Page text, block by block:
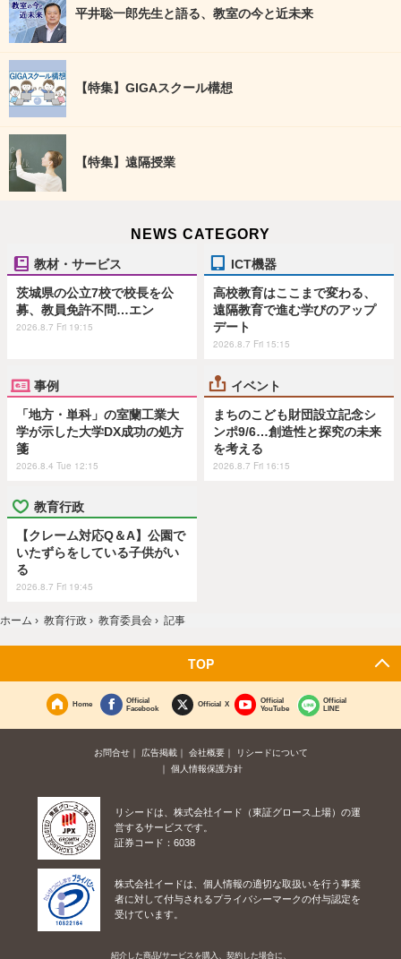
平井聡一郎先生と語る、教室の今と近未来
【特集】GIGAスクール構想
【特集】遠隔授業
NEWS CATEGORY
教材・サービス
茨城県の公立7校で校長を公
募、教員免許不問…エン
2026.8.7 Fri 19:15
ICT機器
高校教育はここまで変わる、
遠隔教育で進む学びのアップ
デート
2026.8.7 Fri 15:15
事例
「地方・単科」の室蘭工業大
学が示した大学DX成功の処方
箋
2026.8.4 Tue 12:15
イベント
まちのこども財団設立記念シ
ンポ9/6…創造性と探究の未来
を考える
2026.8.7 Fri 16:15
教育行政
【クレーム対応Q＆A】公園で
いたずらをしている子供がい
る
2026.8.7 Fri 19:45
ホーム › 教育行政 › 教育委員会 › 記事
TOP
Home
Official
Facebook
Official X
Official
YouTube
Official
LINE
お問合せ 広告掲載 会社概要
リシードについて
個人情報保護方針
リシードは、株式会社イード（東証グロース上場）の運
営するサービスです。
証券コード：6038
株式会社イードは、個人情報の適切な取扱いを行う事業
者に対して付与されるプライバシーマークの付与認定を
受けています。
紹介した商品/サービスを購入、契約した場合に、